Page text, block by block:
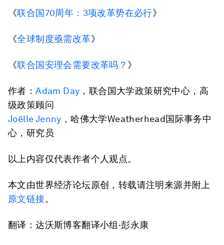
《联合国70周年：3项改革势在必行》
《全球制度亟需改革》
《联合国安理会需要改革吗？ 》
作者：Adam Day ，联合国大学政策研究中心，高
级政策顾问
Joëlle Jenny ，哈佛大学Weatherhead国际事务中
心，研究员
以上内容仅代表作者个人观点。
本文由世界经济论坛原创，转载请注明来源并附上
原文链接。
翻译：达沃斯博客翻译小组·彭永康